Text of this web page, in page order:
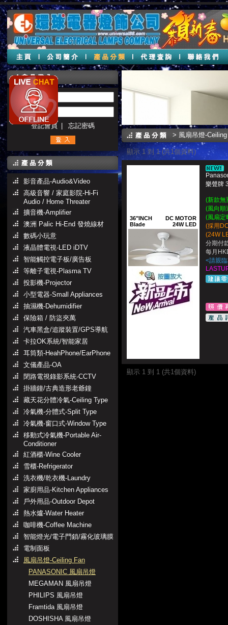
帳號 :
密碼 :
登記會員
忘記密碼
影音產品-Audio&Video
高級音響 / 家庭影院-Hi-Fi
Audio / Home Threater
擴音機-Amplifier
澳洲 Palic Hi-End 發燒線材
數碼小玩意
液晶體電視-LED iDTV
智能觸控電子板/廣告板
等離子電視-Plasma TV
投影機-Projector
小型電器-Small Appliances
抽濕機-Dehumidifier
保險箱 / 防盜夾萬
汽車黑盒/追蹤裝置/GPS導航
卡拉OK系統/智能家居
耳筒類-HeahPhone/EarPhone
文儀產品-OA
閉路電視錄影系統-CCTV
掛牆鐘/古典造形老爺鐘
藏天花分體冷氣-Ceiling Type
冷氣機-分體式-Split Type
冷氣機-窗口式-Window Type
移動式冷氣機-Portable Air-
Conditioner
紅酒櫃-Wine Cooler
雪櫃-Refrigerator
洗衣機/乾衣機-Laundry
家廚用品-Kitchen Appliances
戶外用品-Outdoor Depot
熱水爐-Water Heater
咖啡機-Coffee Machine
智能燈光/電子門鎖/霧化玻璃膜
電制面板
風扇吊燈-Ceiling Fan
PANASONIC 風扇吊燈
MEGAMAN 風扇吊燈
PHILIPS 風扇吊燈
Framtida 風扇吊燈
DOSHISHA 風扇吊燈
>風扇吊燈-
顯示 1 到 1 (共1個資料)
36"INCH
Blade
DC MOTOR
24W LED
樂聲牌
(新款無
(風向順
(風扇定
(採用
(24W
分期付
每月
<請親
顯示 1 到 1 (共1個資料)